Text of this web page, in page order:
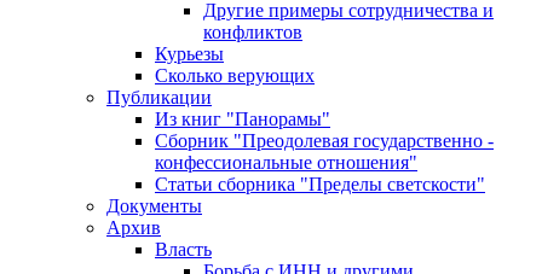
Другие примеры сотрудничества и
конфликтов
Курьезы
Сколько верующих
Публикации
Из книг "Панорамы"
Сборник "Преодолевая государственно -
конфессиональные отношения"
Статьи сборника "Пределы светскости"
Документы
Архив
Власть